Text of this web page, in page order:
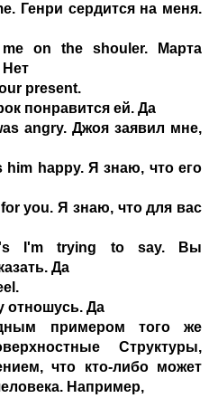
Генри сердится на меня.
on the shouler. Марта
Нет
present.
понравится ей. Да
angry. Джоя заявил мне,
happy. Я знаю, что его
you. Я знаю, что для вас
I'm trying to say. Вы
Да
отношусь. Да
примером того же
Структуры,
что кто-либо может
Например,